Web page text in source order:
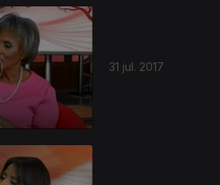
31 jul. 2017